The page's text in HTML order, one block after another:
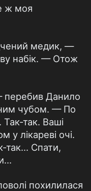
ж моя
медик, —
набік. — Отож
перебив Данило
чубом. — По
так. Ваші
у лікареві очі.
так… Спати,
похилилася